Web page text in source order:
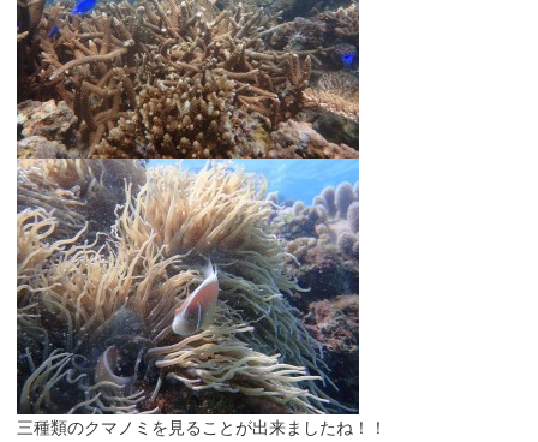
三種類のクマノミを見ることが出来ましたね！！